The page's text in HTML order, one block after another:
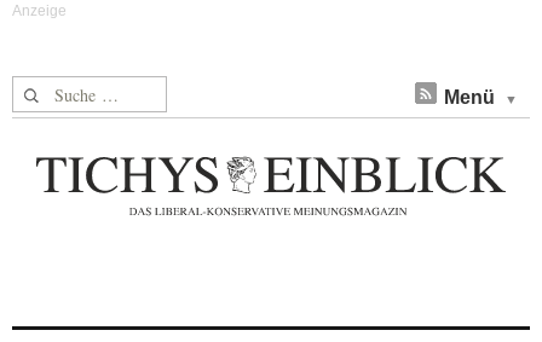
Suche nach: Menü